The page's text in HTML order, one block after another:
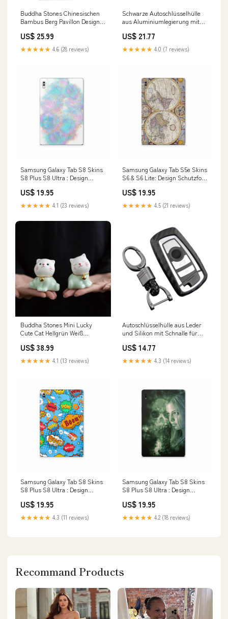
Buddha Stones Chinesischen
Bambus Berg Pavillon Design
für Damen
US$ 25.99
★★★★★ 4.6 (28 reviews)
Schwarze Autoschlüsselhülle
aus Aluminiumlegierung mit
für Audi A6L, A4L und A3
Clutch Cables
US$ 21.77
★★★★★ 4.0 (7 reviews)
Samsung Galaxy Tab S8 Skins
S8 Plus S8 Ultra : Design
Glitter Modellwahl:Galaxy Tab
S8 Plus
US$ 19.95
★★★★★ 4.1 (23 reviews)
Samsung Galaxy Tab S5e Skins
S6 & S6 Lite: Design Schutzfolie
Modellwahl:Galaxy Tab S6 Lite
US$ 19.95
★★★★★ 4.5 (21 reviews)
Buddha Stones Mini Lucky
Cute Cat Hellgrün Weiß
Tier-Telefon-Dekoration zum
Aufhängen
US$ 38.99
★★★★★ 4.1 (13 reviews)
Autoschlüsselhülle aus Leder
und Silikon mit Schnalle für
US$ 14.77
★★★★★ 4.3 (14 reviews)
Samsung Galaxy Tab S8 Skins
S8 Plus S8 Ultra : Design
Comics blau hideme
US$ 19.95
★★★★★ 4.3 (11 reviews)
Samsung Galaxy Tab S8 Skins
S8 Plus S8 Ultra : Design
Ghosts dji-mavic-pro
US$ 19.95
★★★★★ 4.2 (18 reviews)
Recommand Products